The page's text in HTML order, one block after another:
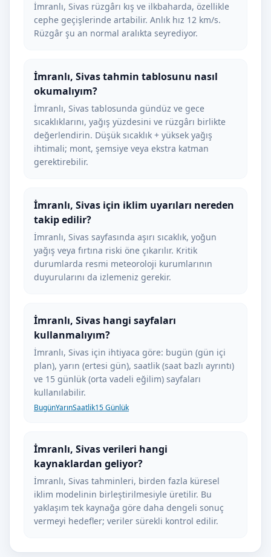
İmranlı, Sivas rüzgârı kış ve ilkbaharda, özellikle
cephe geçişlerinde artabilir. Anlık hız 12 km/s.
Rüzgâr şu an normal aralıkta seyrediyor.
İmranlı, Sivas tahmin tablosunu nasıl
okumalıyım?
İmranlı, Sivas tablosunda gündüz ve gece
sıcaklıklarını, yağış yüzdesini ve rüzgârı birlikte
değerlendirin. Düşük sıcaklık + yüksek yağış
ihtimali; mont, şemsiye veya ekstra katman
gerektirebilir.
İmranlı, Sivas için iklim uyarıları nereden
takip edilir?
İmranlı, Sivas sayfasında aşırı sıcaklık, yoğun
yağış veya fırtına riski öne çıkarılır. Kritik
durumlarda resmi meteoroloji kurumlarının
duyurularını da izlemeniz gerekir.
İmranlı, Sivas hangi sayfaları
kullanmalıyım?
İmranlı, Sivas için ihtiyaca göre: bugün (gün içi
plan), yarın (ertesi gün), saatlik (saat bazlı ayrıntı)
ve 15 günlük (orta vadeli eğilim) sayfaları
kullanılabilir.
BugünYarınSaatlik15 Günlük
İmranlı, Sivas verileri hangi
kaynaklardan geliyor?
İmranlı, Sivas tahminleri, birden fazla küresel
iklim modelinin birleştirilmesiyle üretilir. Bu
yaklaşım tek kaynağa göre daha dengeli sonuç
vermeyi hedefler; veriler sürekli kontrol edilir.